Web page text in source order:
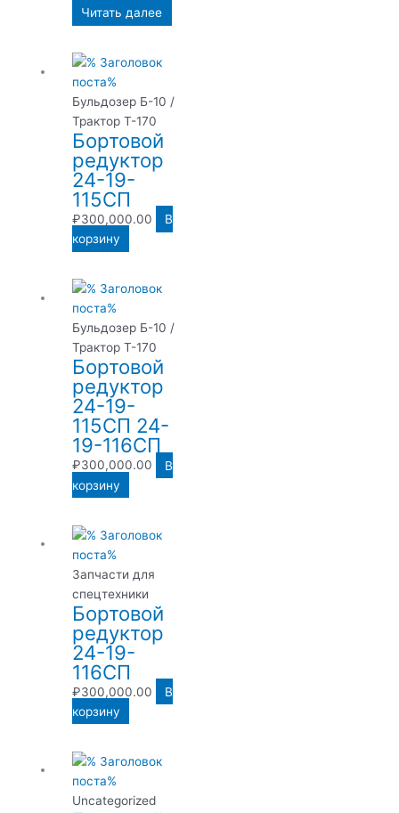
Читать далее
Бульдозер Б-10 /
Трактор Т-170
Бортовой
редуктор
24-19-
115СП
₽300,000.00
В
корзину
Бульдозер Б-10 /
Трактор Т-170
Бортовой
редуктор
24-19-
115СП 24-
19-116СП
₽300,000.00
В
корзину
Запчасти для
спецтехники
Бортовой
редуктор
24-19-
116СП
₽300,000.00
В
корзину
Uncategorized